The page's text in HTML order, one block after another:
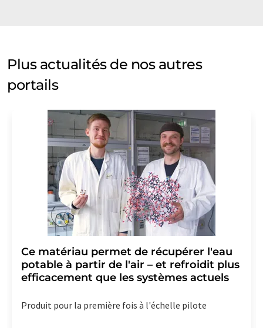
Plus actualités de nos autres
portails
Ce matériau permet de récupérer l'eau
potable à partir de l'air – et refroidit plus
efficacement que les systèmes actuels
Produit pour la première fois à l'échelle pilote